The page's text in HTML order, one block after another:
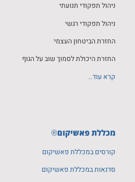
ניהול תפקודי תנועתי
ניהול תפקודי רגשי
החזרת הביטחון העצמי
החזרת היכולת לסמוך שוב על הגוף
קרא עוד..
מכללת פאשיקום®
קורסים במכללת פאשיקום
סדנאות במכללת פאשיקום